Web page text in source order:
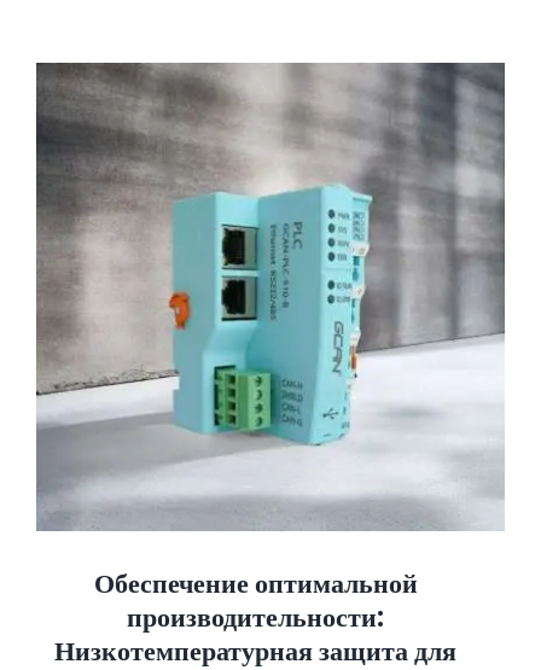
Обеспечение оптимальной
производительности:
Низкотемпературная защита для